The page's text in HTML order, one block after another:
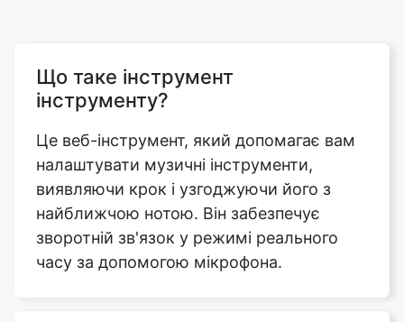
Що таке інструмент
інструменту?
Це веб-інструмент, який допомагає вам
налаштувати музичні інструменти,
виявляючи крок і узгоджуючи його з
найближчою нотою. Він забезпечує
зворотній зв'язок у режимі реального
часу за допомогою мікрофона.